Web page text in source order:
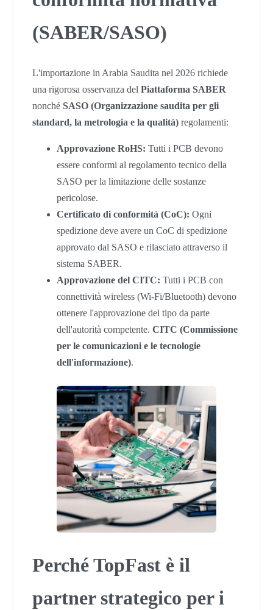
(SABER/SASO)
L'importazione in Arabia Saudita nel 2026 richiede
una rigorosa osservanza del Piattaforma SABER
nonché SASO (Organizzazione saudita per gli
standard, la metrologia e la qualità) regolamenti:
Approvazione RoHS: Tutti i PCB devono
essere conformi al regolamento tecnico della
SASO per la limitazione delle sostanze
pericolose.
Certificato di conformità (CoC): Ogni
spedizione deve avere un CoC di spedizione
approvato dal SASO e rilasciato attraverso il
sistema SABER.
Approvazione del CITC: Tutti i PCB con
connettività wireless (Wi-Fi/Bluetooth) devono
ottenere l'approvazione del tipo da parte
dell'autorità competente. CITC (Commissione
per le comunicazioni e le tecnologie
dell'informazione).
Perché TopFast è il
partner strategico per i